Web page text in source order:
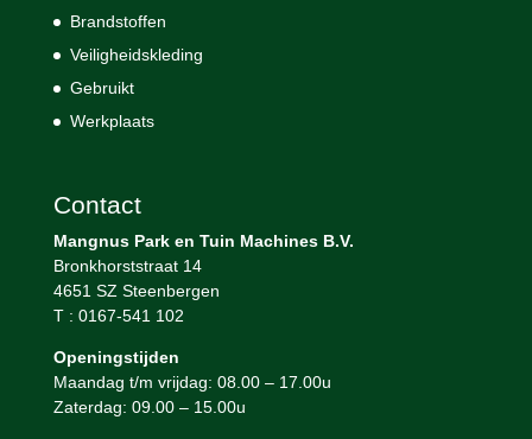
Brandstoffen
Veiligheidskleding
Gebruikt
Werkplaats
Contact
Mangnus Park en Tuin Machines B.V.
Bronkhorststraat 14
4651 SZ Steenbergen
T : 0167-541 102
Openingstijden
Maandag t/m vrijdag: 08.00 – 17.00u
Zaterdag: 09.00 – 15.00u